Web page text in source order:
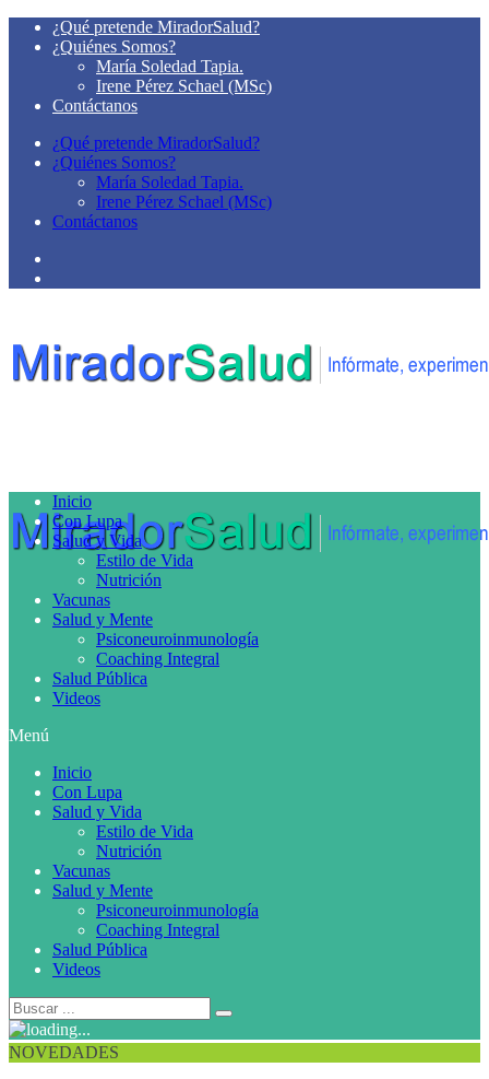
¿Qué pretende MiradorSalud?
¿Quiénes Somos?
María Soledad Tapia.
Irene Pérez Schael (MSc)
Contáctanos
¿Qué pretende MiradorSalud?
¿Quiénes Somos?
María Soledad Tapia.
Irene Pérez Schael (MSc)
Contáctanos
Inicio
Con Lupa
Salud y Vida
Estilo de Vida
Nutrición
Vacunas
Salud y Mente
Psiconeuroinmunología
Coaching Integral
Salud Pública
Videos
Menú
Inicio
Con Lupa
Salud y Vida
Estilo de Vida
Nutrición
Vacunas
Salud y Mente
Psiconeuroinmunología
Coaching Integral
Salud Pública
Videos
NOVEDADES